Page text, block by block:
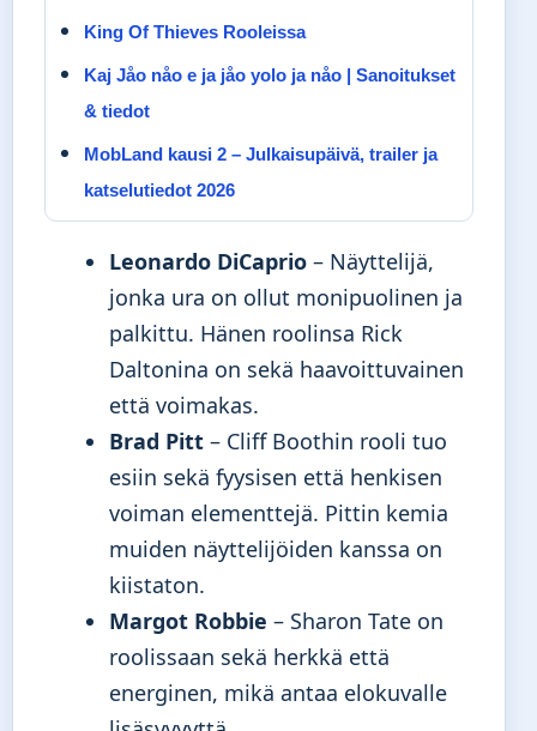
King Of Thieves Rooleissa
Kaj Jåo nåo e ja jåo yolo ja nåo | Sanoitukset
& tiedot
MobLand kausi 2 – Julkaisupäivä, trailer ja
katselutiedot 2026
Leonardo DiCaprio – Näyttelijä,
jonka ura on ollut monipuolinen ja
palkittu. Hänen roolinsa Rick
Daltonina on sekä haavoittuvainen
että voimakas.
Brad Pitt – Cliff Boothin rooli tuo
esiin sekä fyysisen että henkisen
voiman elementtejä. Pittin kemia
muiden näyttelijöiden kanssa on
kiistaton.
Margot Robbie – Sharon Tate on
roolissaan sekä herkkä että
energinen, mikä antaa elokuvalle